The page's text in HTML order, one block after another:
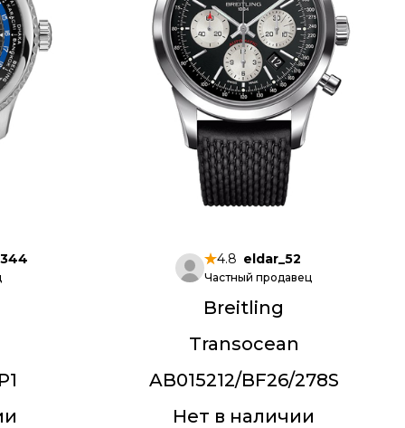
4.8 eldar_52
Частный продавец
Breitling
Transocean
AB015212/BF26/278S
Нет в наличии